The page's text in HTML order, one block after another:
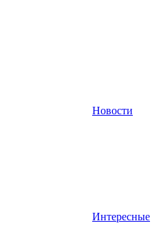
Новости
Интересные